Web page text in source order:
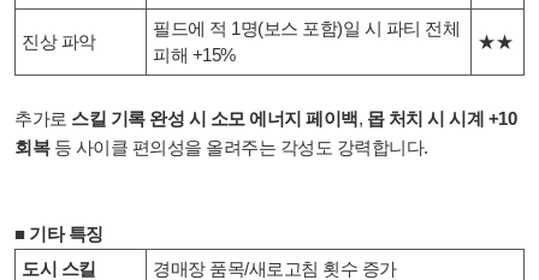
진상 파악
필드에 적 1명(보스 포함)일 시 파티 전체
피해 +15%
★★
추가로 스킬 기록 완성 시 소모 에너지 페이백, 몹 처치 시 시계 +10
회복등 사이클 편의성을 올려주는 각성도 강력합니다.
■ 기타 특징
도시 스킬
경매장 품목/새로고침 횟수 증가